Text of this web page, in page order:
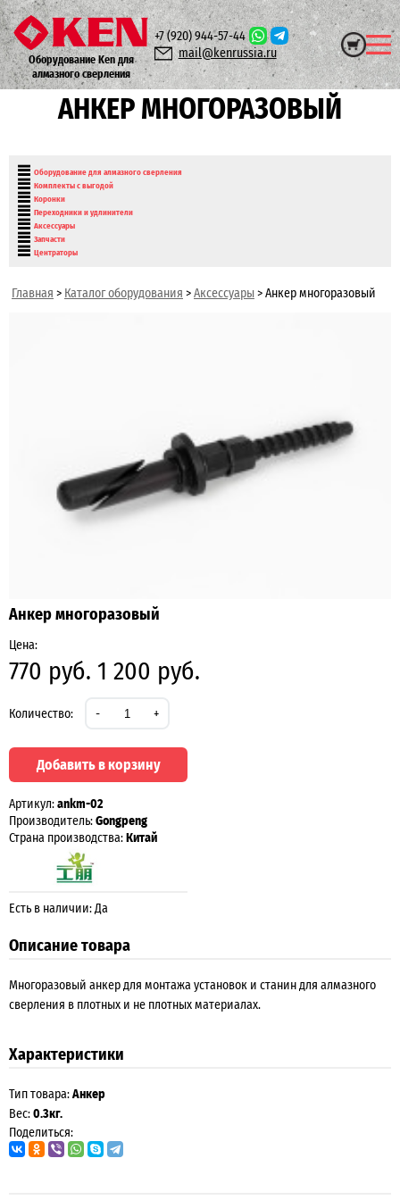
Оборудование Ken для
алмазного сверления
+7 (920)944-57-44
mail@kenrussia.ru
АНКЕР МНОГОРАЗОВЫЙ
Оборудование для алмазного сверления
Комплекты с выгодой
Коронки
Переходники и удлинители
Аксессуары
Запчасти
Центраторы
Главная > Каталог оборудования >Аксессуары>Анкер многоразовый
Анкер многоразовый
Цена:
770 руб. 1 200 руб.
Количество: - +
Добавить в корзину
Артикул:ankm-02
Производитель:Gongpeng
Страна производства:Китай
Есть в наличии: Да
Описание товара
Многоразовый анкер для монтажа установок и станин для алмазного
сверления в плотных и не плотных материалах.
Характеристики
Тип товара:Анкер
Вес:0.3кг.
Поделиться: